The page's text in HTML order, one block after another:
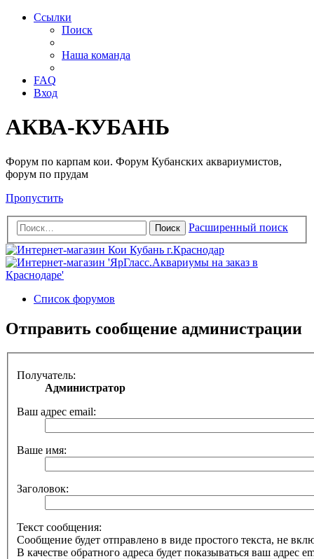
Ссылки
Поиск
Наша команда
FAQ
Вход
АКВА-КУБАНЬ
Форум по карпам кои. Форум Кубанских аквариумистов,
форум по прудам
Пропустить
Поиск Расширенный поиск
Список форумов
Отправить сообщение администрации
Получатель:
Администратор
Ваш адрес email:
Ваше имя:
Заголовок:
Текст сообщения:
Сообщение будет отправлено в виде простого текста, не
В качестве обратного адреса будет показываться ваш адрес